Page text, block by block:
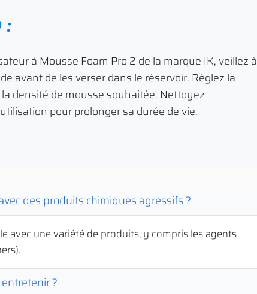
:
à Mousse Foam Pro 2 de la marque IK, veillez à
avant de les verser dans le réservoir. Réglez la
densité de mousse souhaitée. Nettoyez
pour prolonger sa durée de vie.
des produits chimiques agressifs ?
avec une variété de produits, y compris les agents
?